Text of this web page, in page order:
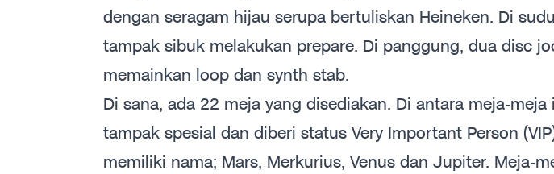
dengan seragam hijau serupa bertuliskan Heineken. Di
tampak sibuk melakukan prepare. Di panggung, dua disc
memainkan loop dan synth stab.
Di sana, ada 22 meja yang disediakan. Di antara meja-
tampak spesial dan diberi status Very Important Person
memiliki nama; Mars, Merkurius, Venus dan Jupiter. Meja-